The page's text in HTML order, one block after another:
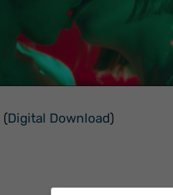
(Digital Download)